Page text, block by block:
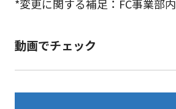
*変更に関する補足：FC事業部内
動画でチェック